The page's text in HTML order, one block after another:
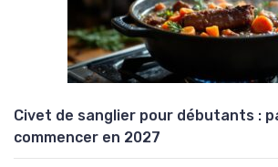
Civet de sanglier pour débutants :
commencer en 2027